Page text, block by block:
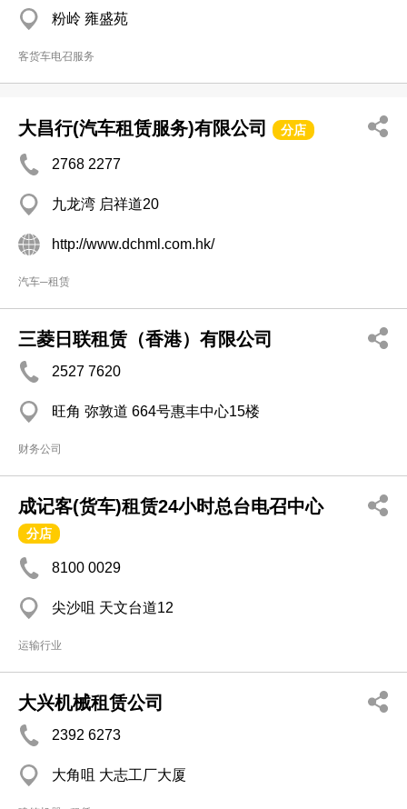
粉岭 雍盛苑
客货车电召服务
大昌行(汽车租赁服务)有限公司 分店
2768 2277
九龙湾 启祥道20
http://www.dchml.com.hk/
汽车─租赁
三菱日联租赁（香港）有限公司
2527 7620
旺角 弥敦道 664号惠丰中心15楼
财务公司
成记客(货车)租赁24小时总台电召中心
分店
8100 0029
尖沙咀 天文台道12
运输行业
大兴机械租赁公司
2392 6273
大角咀 大志工厂大厦